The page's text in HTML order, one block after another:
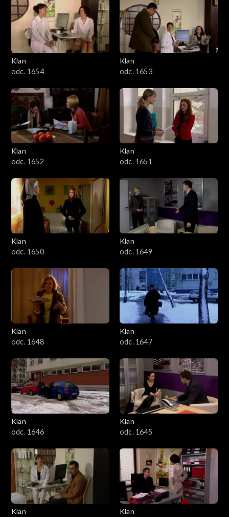
Klan
odc. 1654
Klan
odc. 1653
Klan
odc. 1652
Klan
odc. 1651
Klan
odc. 1650
Klan
odc. 1649
Klan
odc. 1648
Klan
odc. 1647
Klan
odc. 1646
Klan
odc. 1645
Klan
Klan